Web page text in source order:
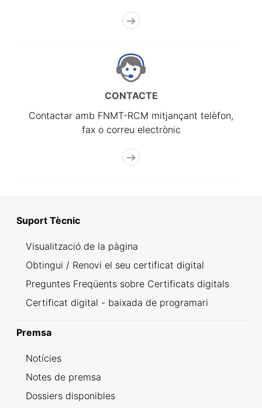
CONTACTE
Contactar amb FNMT-RCM mitjançant telèfon,
fax o correu electrònic
Suport Tècnic
Visualització de la pàgina
Obtingui / Renovi el seu certificat digital
Preguntes Freqüents sobre Certificats digitals
Certificat digital - baixada de programari
Premsa
Notícies
Notes de premsa
Dossiers disponibles